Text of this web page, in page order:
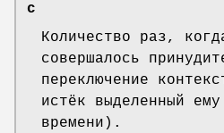
c
Количество раз,
совершалось
переключение
истёк выделенный
времени).